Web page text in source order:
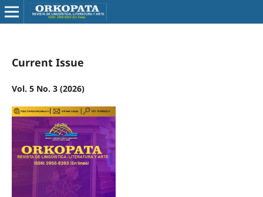
Current Issue
Vol. 5 No. 3 (2026)